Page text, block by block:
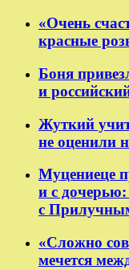
«Очень
красные
Боня
и
Жуткий
не оценили
Муцениеце
и с дочерью:
с
«Сложно
мечется